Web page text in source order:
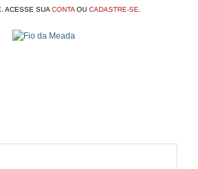
ACESSE SUA CONTAOU CADASTRE-SE